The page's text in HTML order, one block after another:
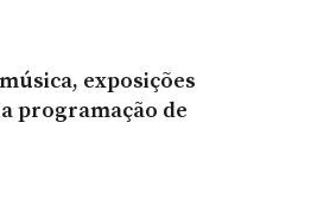
exposições
programação de